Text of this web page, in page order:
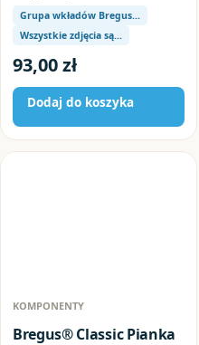
Grupa wkładów Bregus…
Wszystkie zdjęcia są…
93,00zł
Dodaj do koszyka
KOMPONENTY
Bregus® Classic Pianka